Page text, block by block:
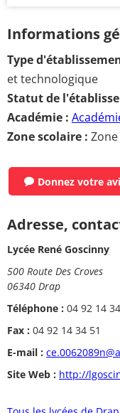
Informations
Type
et technologique
Statut de
Académie :
Zone scolaire : Zone
Donnez votre
Adresse,
Lycée René Goscinny
500 Route Des Croves
06340 Drap
Téléphone : 04 92 14
Fax : 04 92 14 34 51
E-mail :
Site Web : http://